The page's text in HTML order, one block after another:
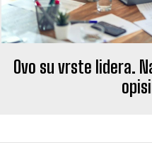
Ovo su vrste lidera.